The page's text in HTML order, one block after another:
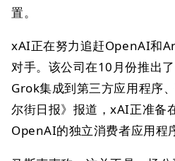
置。
xAI正在努力追赶OpenAI和
对手。该公司在10月份推出
Grok集成到第三方应用程序
尔街日报》报道，xAI正准备
OpenAI的独立消费者应用程